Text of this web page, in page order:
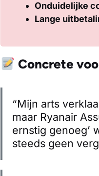
Onduidelijke
Lange
Concrete
“Mijn arts
maar Ryanair
ernstig genoeg’
steeds geen